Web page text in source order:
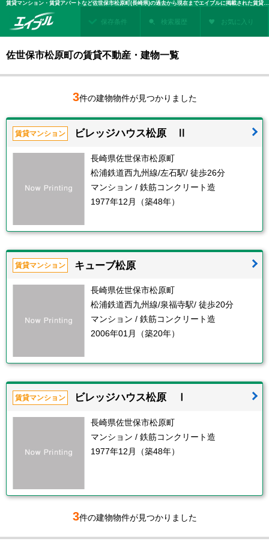
賃貸マンション・賃貸アパートなど佐世保市松原町(長崎県)の過去から現在までエイブルに掲載された賃貸住宅情報・建物情報を検索！不動産賃貸を探すなら、お部屋探しのエイブル
保存条件 検索履歴 お気に入り
佐世保市松原町の賃貸不動産・建物一覧
3件の建物物件が見つかりました
賃貸マンション ビレッジハウス松原 Ⅱ
長崎県佐世保市松原町
松浦鉄道西九州線/左石駅/ 徒歩26分
マンション / 鉄筋コンクリート造
1977年12月（築48年）
賃貸マンション キューブ松原
長崎県佐世保市松原町
松浦鉄道西九州線/泉福寺駅/ 徒歩20分
マンション / 鉄筋コンクリート造
2006年01月（築20年）
賃貸マンション ビレッジハウス松原 Ⅰ
長崎県佐世保市松原町
マンション / 鉄筋コンクリート造
1977年12月（築48年）
3件の建物物件が見つかりました